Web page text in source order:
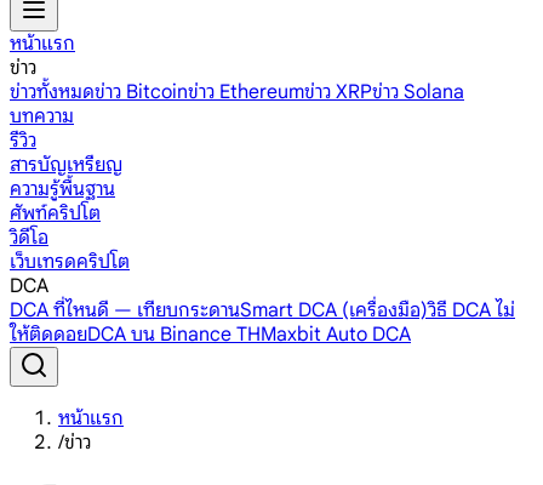
หน้าแรก
ข่าว
ข่าวทั้งหมดข่าว Bitcoinข่าว Ethereumข่าว XRPข่าว Solana
บทความ
รีวิว
สารบัญเหรียญ
ความรู้พื้นฐาน
ศัพท์คริปโต
วิดีโอ
เว็บเทรดคริปโต
DCA
DCA ที่ไหนดี — เทียบกระดานSmart DCA (เครื่องมือ)วิธี DCA ไม่
ให้ติดดอยDCA บน Binance THMaxbit Auto DCA
หน้าแรก
/ข่าว